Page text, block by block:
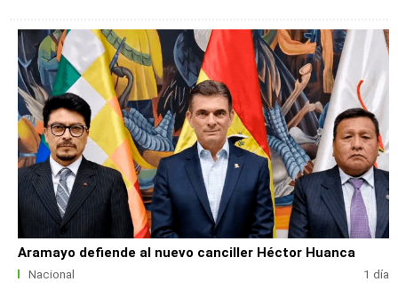
Aramayo defiende al nuevo canciller Héctor Huanca
Nacional 1 día